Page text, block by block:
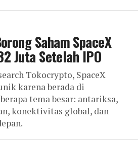
Saham SpaceX
Juta Setelah IPO
Tokocrypto, SpaceX
karena berada di
tema besar: antariksa,
konektivitas global, dan